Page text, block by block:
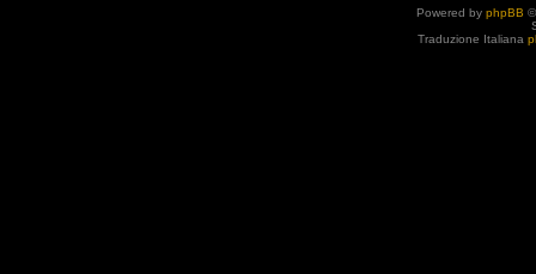
Powered by phpBB
Traduzione Italiana